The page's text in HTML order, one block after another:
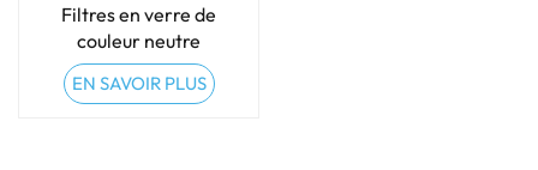
Filtres en verre de
couleur neutre
EN SAVOIR PLUS